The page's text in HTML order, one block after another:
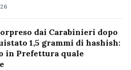
dai Carabinieri dopo
1,5 grammi di hashish:
in Prefettura quale